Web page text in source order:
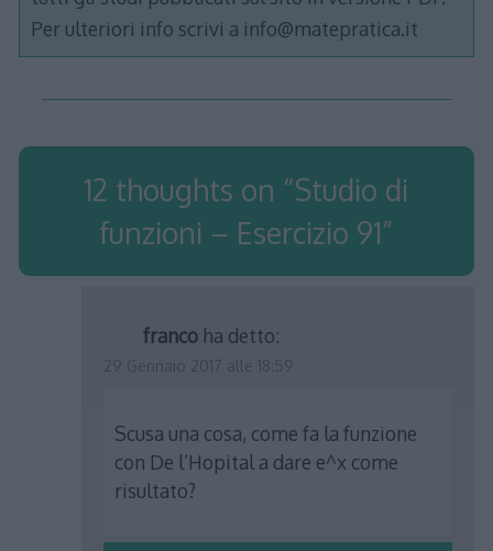
Per ulteriori info scrivi a info@matepratica.it
12 thoughts on “Studio di
funzioni – Esercizio 91”
franco ha detto:
Scusa una cosa, come fa la funzione
con De l’Hopital a dare e^x come
risultato?